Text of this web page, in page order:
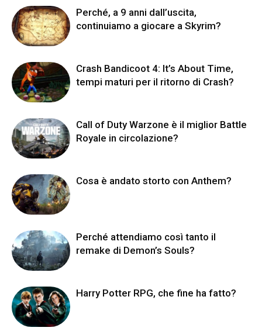
Perché, a 9 anni dall’uscita,
continuiamo a giocare a Skyrim?
Crash Bandicoot 4: It’s About Time,
tempi maturi per il ritorno di Crash?
Call of Duty Warzone è il miglior Battle
Royale in circolazione?
Cosa è andato storto con Anthem?
Perché attendiamo così tanto il
remake di Demon’s Souls?
Harry Potter RPG, che fine ha fatto?